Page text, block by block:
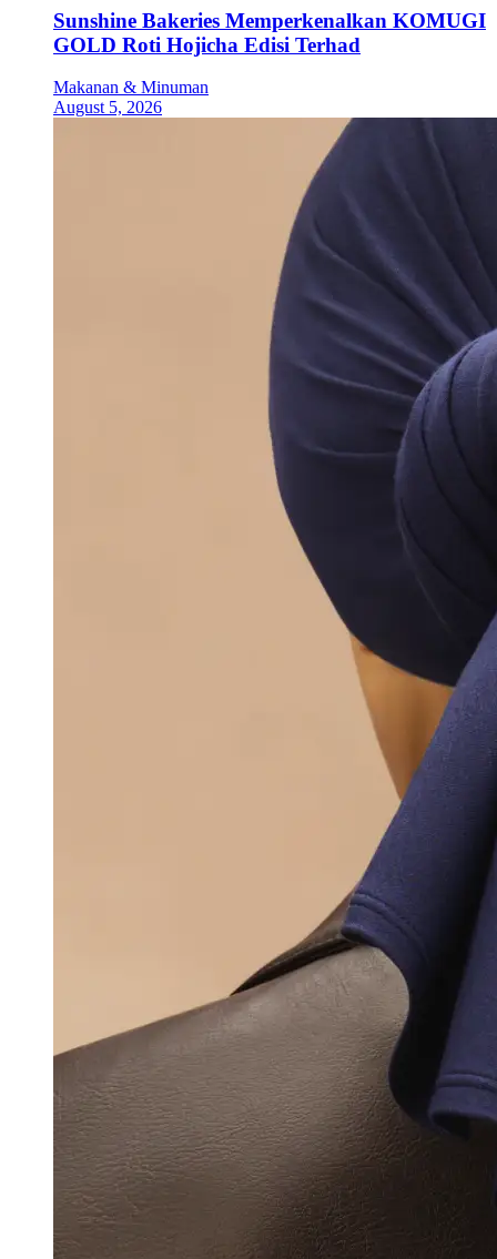
Sunshine Bakeries Memperkenalkan KOMUGI
GOLD Roti Hojicha Edisi Terhad
Makanan & Minuman
August 5, 2026